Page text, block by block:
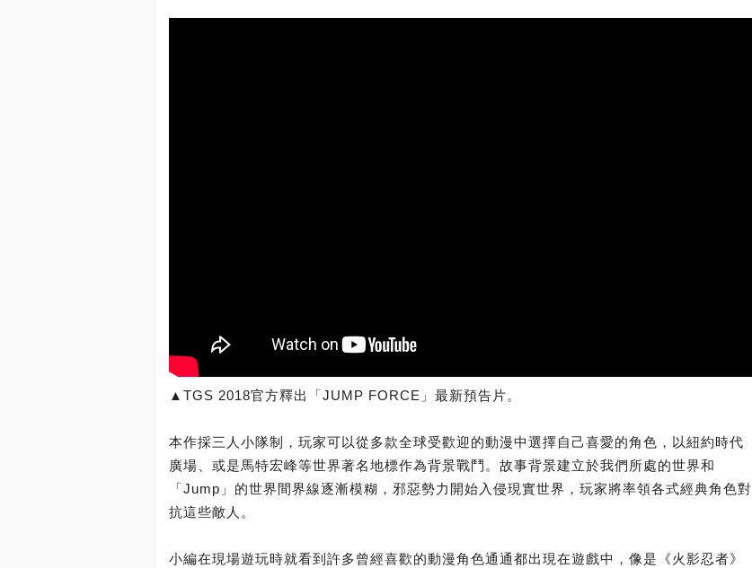
▲TGS 2018官方釋出「JUMP FORCE」最新預告片。
本作採三人小隊制，玩家可以從多款全球受歡迎的動漫中選擇自己喜愛的角色，以紐約時代
廣場、或是馬特宏峰等世界著名地標作為背景戰鬥。故事背景建立於我們所處的世界和
「Jump」的世界間界線逐漸模糊，邪惡勢力開始入侵現實世界，玩家將率領各式經典角色對
抗這些敵人。
小編在現場遊玩時就看到許多曾經喜歡的動漫角色通通都出現在遊戲中，像是《火影忍者》